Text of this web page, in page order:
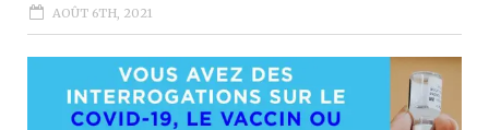
AOÛT 6TH, 2021